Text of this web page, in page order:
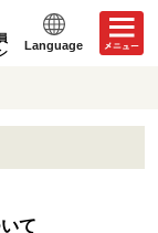
Language
て